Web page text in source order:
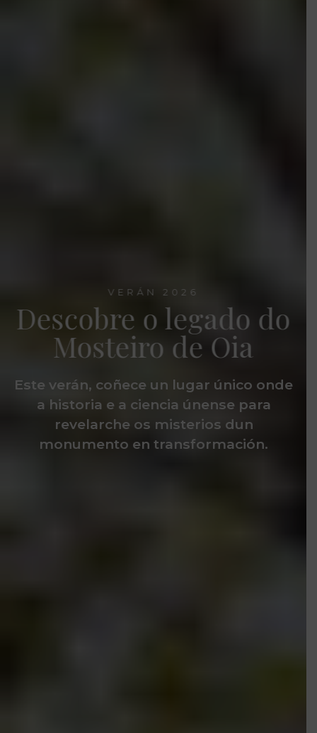
VERÁN 2026
Descobre o legado do
Mosteiro de Oia
Este verán, coñece un lugar único onde
a historia e a ciencia únense para
revelarche os misterios dun
monumento en transformación.